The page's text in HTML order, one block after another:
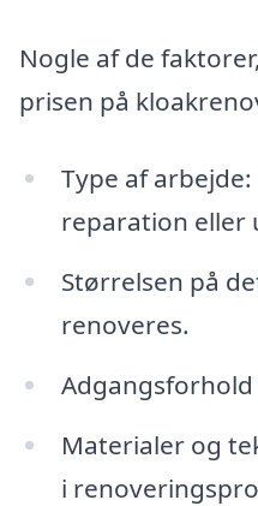
Nogle af de
prisen på
Type af
reparation eller
Størrelsen på
renoveres.
Materialer og
i